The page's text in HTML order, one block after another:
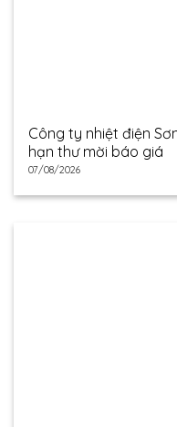
Công ty nhiệt điện
hạn thư mời báo giá
07/08/2026